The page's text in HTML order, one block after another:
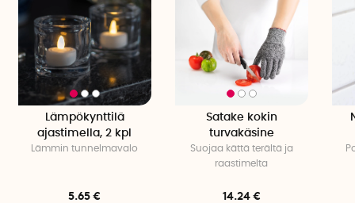
Lämpökynttilä
ajastimella, 2 kpl
Lämmin tunnelmavalo
5.65 €
Satake kokin
turvakäsine
Suojaa kättä terältä ja
raastimelta
14.24 €